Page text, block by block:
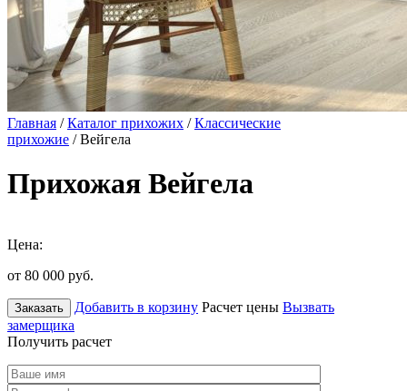
Главная /Каталог прихожих /Классические
прихожие / Вейгела
Прихожая Вейгела
Цена:
от 80 000 руб.
Заказать Добавить в корзину Расчет цены Вызвать
замерщика
Получить расчет